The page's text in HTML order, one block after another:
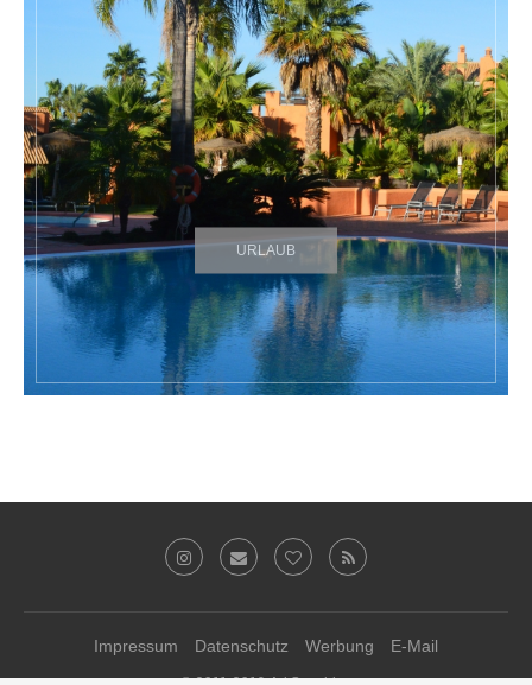
URLAUB
Impressum Datenschutz Werbung E-Mail